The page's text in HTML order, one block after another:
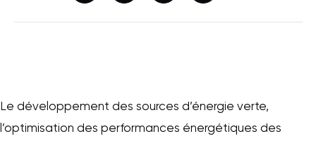
Le développement des sources d’énergie verte,
l’optimisation des performances énergétiques des